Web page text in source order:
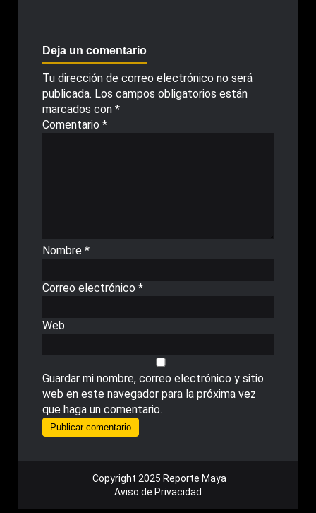
Deja un comentario
Tu dirección de correo electrónico no será
publicada. Los campos obligatorios están
marcados con *
Comentario *
Nombre *
Correo electrónico *
Web
Guardar mi nombre, correo electrónico y sitio
web en este navegador para la próxima vez
que haga un comentario.
Copyright 2025 Reporte Maya
Aviso de Privacidad